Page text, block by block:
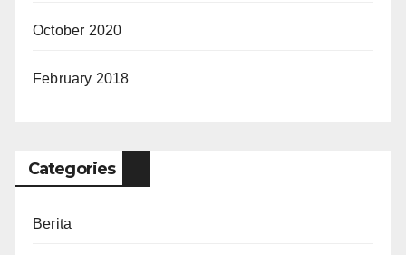
October 2020
February 2018
Categories
Berita